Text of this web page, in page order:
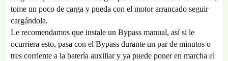
tome un poco de carga y pueda con el motor arrancado seguir
cargándola.
Le recomendamos que instale un Bypass manual, así si le
ocurriera esto, pasa con el Bypass durante un par de minutos o
tres corriente a la batería auxiliar y ya puede poner en marcha el